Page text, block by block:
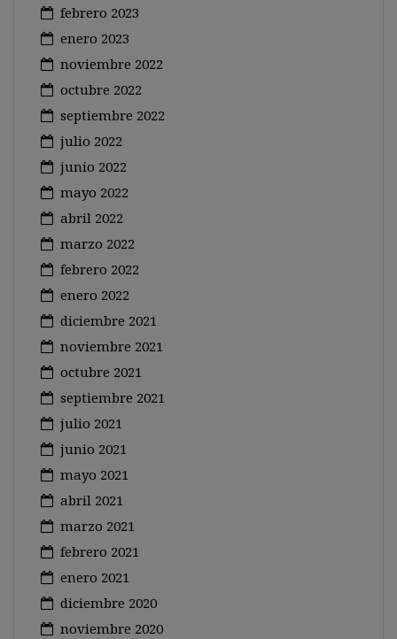
febrero 2023
enero 2023
noviembre 2022
octubre 2022
septiembre 2022
julio 2022
junio 2022
mayo 2022
abril 2022
marzo 2022
febrero 2022
enero 2022
diciembre 2021
noviembre 2021
octubre 2021
septiembre 2021
julio 2021
junio 2021
mayo 2021
abril 2021
marzo 2021
febrero 2021
enero 2021
diciembre 2020
noviembre 2020